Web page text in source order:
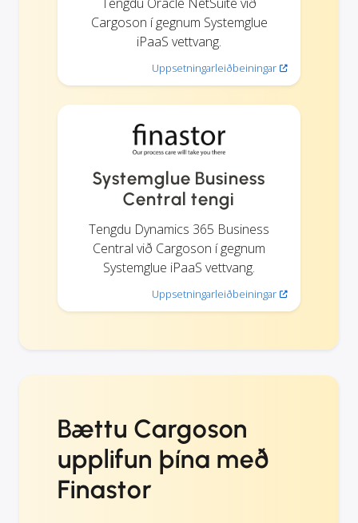
Cargoson í gegnum Systemglue
iPaaS vettvang.
Uppsetningarleiðbeiningar
Systemglue Business
Central tengi
Tengdu Dynamics 365 Business
Central við Cargoson í gegnum
Systemglue iPaaS vettvang.
Uppsetningarleiðbeiningar
Bættu Cargoson
upplifun þína með
Finastor